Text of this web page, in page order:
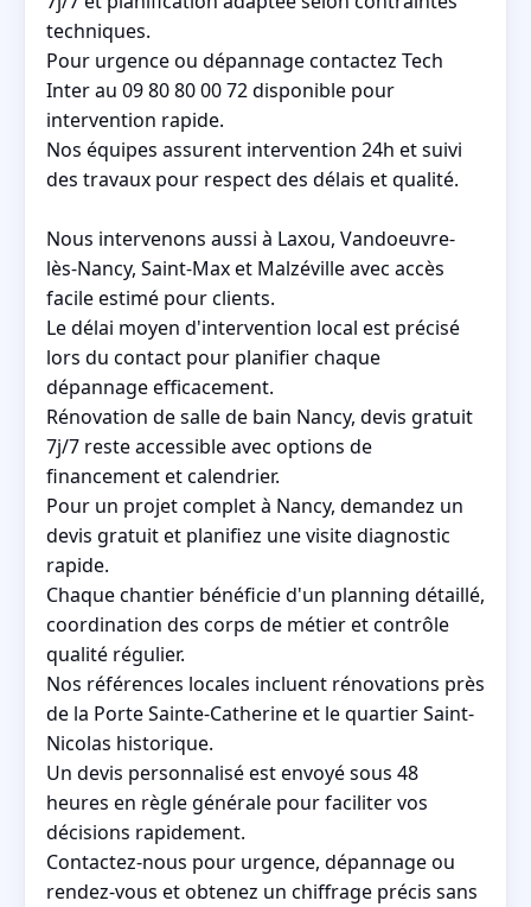
techniques.
Pour urgence ou dépannage contactez Tech
Inter au 09 80 80 00 72 disponible pour
intervention rapide.
Nos équipes assurent intervention 24h et suivi
des travaux pour respect des délais et qualité.
Nous intervenons aussi à Laxou, Vandoeuvre-
lès-Nancy, Saint-Max et Malzéville avec accès
facile estimé pour clients.
Le délai moyen d'intervention local est précisé
lors du contact pour planifier chaque
dépannage efficacement.
Rénovation de salle de bain Nancy, devis gratuit
7j/7 reste accessible avec options de
financement et calendrier.
Pour un projet complet à Nancy, demandez un
devis gratuit et planifiez une visite diagnostic
rapide.
Chaque chantier bénéficie d'un planning détaillé,
coordination des corps de métier et contrôle
qualité régulier.
Nos références locales incluent rénovations près
de la Porte Sainte-Catherine et le quartier Saint-
Nicolas historique.
Un devis personnalisé est envoyé sous 48
heures en règle générale pour faciliter vos
décisions rapidement.
Contactez-nous pour urgence, dépannage ou
rendez-vous et obtenez un chiffrage précis sans